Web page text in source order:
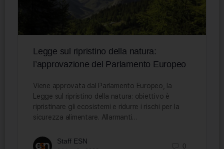
Legge sul ripristino della natura:
l’approvazione del Parlamento Europeo
Viene approvata dal Parlamento Europeo, la
Legge sul ripristino della natura: obiettivo è
ripristinare gli ecosistemi e ridurre i rischi per la
sicurezza alimentare. Allarmanti…
Staff ESN
0